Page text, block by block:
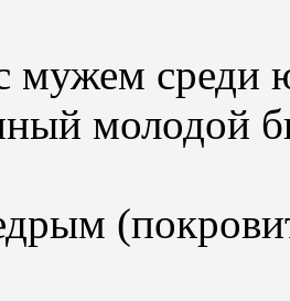
мужем среди
молодой